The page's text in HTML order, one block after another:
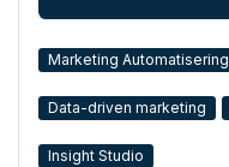
Marketing Automatisering
Data-driven marketing
Insight Studio